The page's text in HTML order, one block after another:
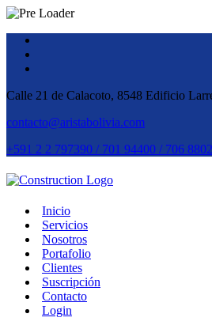
Calle 21 de Calacoto, 8548 Edificio
contacto@aristabolivia.com
+591 2 2 797390 / 701 94400 / 706
Inicio
Servicios
Nosotros
Portafolio
Clientes
Suscripción
Contacto
Login